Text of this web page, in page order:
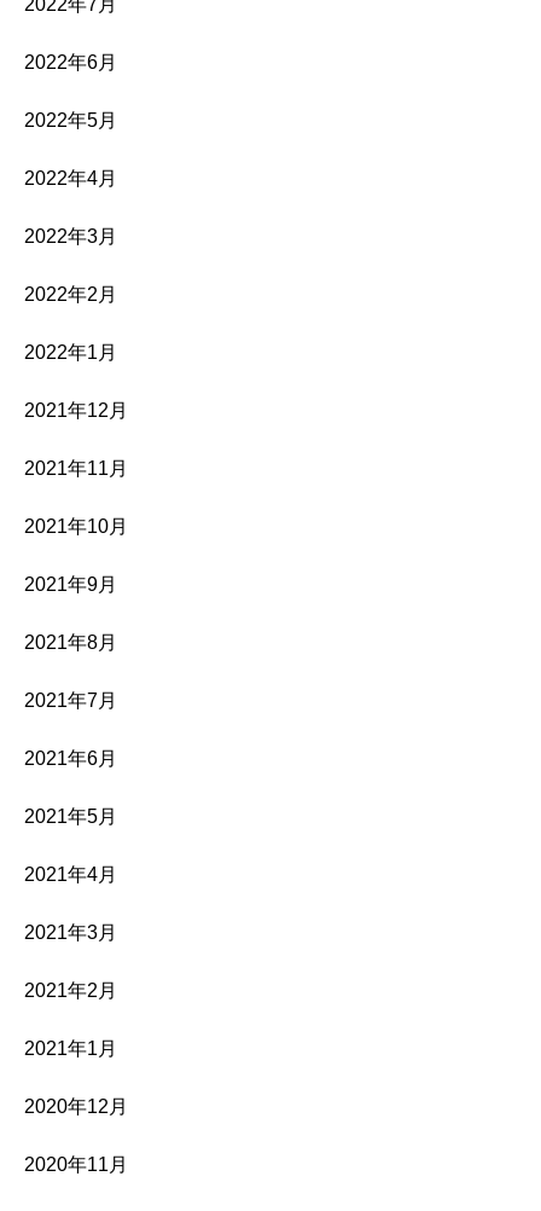
2022年7月
2022年6月
2022年5月
2022年4月
2022年3月
2022年2月
2022年1月
2021年12月
2021年11月
2021年10月
2021年9月
2021年8月
2021年7月
2021年6月
2021年5月
2021年4月
2021年3月
2021年2月
2021年1月
2020年12月
2020年11月